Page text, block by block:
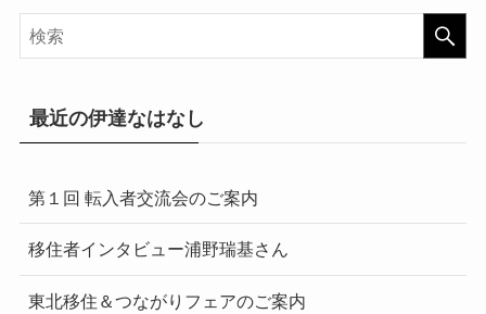
最近の伊達なはなし
第１回 転入者交流会のご案内
移住者インタビュー浦野瑞基さん
東北移住＆つながりフェアのご案内